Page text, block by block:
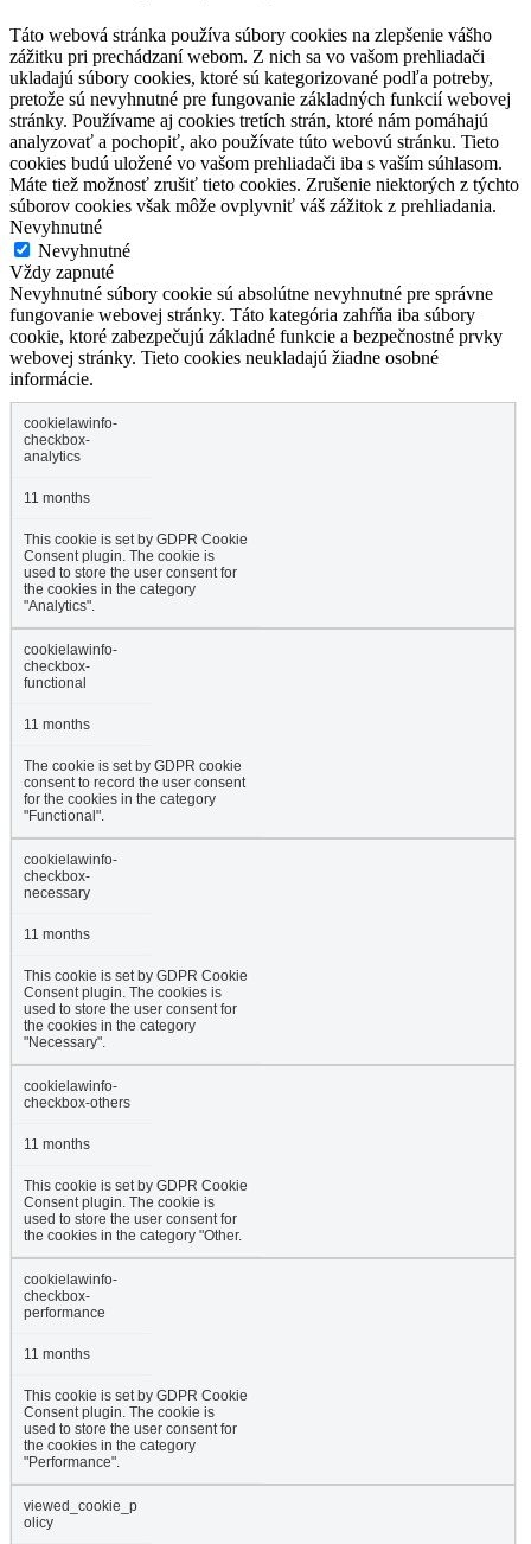
Táto webová stránka používa súbory cookies na zlepšenie vášho
zážitku pri prechádzaní webom. Z nich sa vo vašom prehliadači
ukladajú súbory cookies, ktoré sú kategorizované podľa potreby,
pretože sú nevyhnutné pre fungovanie základných funkcií webovej
stránky. Používame aj cookies tretích strán, ktoré nám pomáhajú
analyzovať a pochopiť, ako používate túto webovú stránku. Tieto
cookies budú uložené vo vašom prehliadači iba s vaším súhlasom.
Máte tiež možnosť zrušiť tieto cookies. Zrušenie niektorých z týchto
súborov cookies však môže ovplyvniť váš zážitok z prehliadania.
Nevyhnutné
Nevyhnutné
Vždy zapnuté
Nevyhnutné súbory cookie sú absolútne nevyhnutné pre správne
fungovanie webovej stránky. Táto kategória zahŕňa iba súbory
cookie, ktoré zabezpečujú základné funkcie a bezpečnostné prvky
webovej stránky. Tieto cookies neukladajú žiadne osobné
informácie.
cookielawinfo-
checkbox-
analytics
11 months
This cookie is set by GDPR Cookie
Consent plugin. The cookie is
used to store the user consent for
the cookies in the category
"Analytics".
cookielawinfo-
checkbox-
functional
11 months
The cookie is set by GDPR cookie
consent to record the user consent
for the cookies in the category
"Functional".
cookielawinfo-
checkbox-
necessary
11 months
This cookie is set by GDPR Cookie
Consent plugin. The cookies is
used to store the user consent for
the cookies in the category
"Necessary".
cookielawinfo-
checkbox-others
11 months
This cookie is set by GDPR Cookie
Consent plugin. The cookie is
used to store the user consent for
the cookies in the category "Other.
cookielawinfo-
checkbox-
performance
11 months
This cookie is set by GDPR Cookie
Consent plugin. The cookie is
used to store the user consent for
the cookies in the category
"Performance".
viewed_cookie_p
olicy